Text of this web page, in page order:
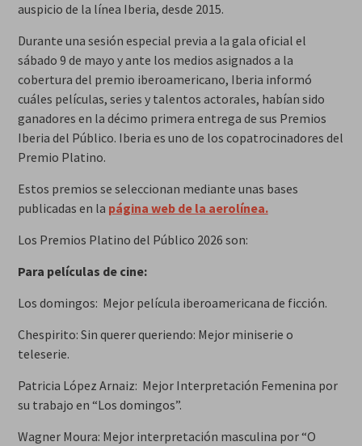
auspicio de la línea Iberia, desde 2015.
Durante una sesión especial previa a la gala oficial el
sábado 9 de mayo y ante los medios asignados a la
cobertura del premio iberoamericano, Iberia informó
cuáles películas, series y talentos actorales, habían sido
ganadores en la décimo primera entrega de sus Premios
Iberia del Público. Iberia es uno de los copatrocinadores del
Premio Platino.
Estos premios se seleccionan mediante unas bases
publicadas en la página web de la aerolínea.
Los Premios Platino del Público 2026 son:
Para películas de cine:
Los domingos: Mejor película iberoamericana de ficción.
Chespirito: Sin querer queriendo: Mejor miniserie o
teleserie.
Patricia López Arnaiz: Mejor Interpretación Femenina por
su trabajo en “Los domingos”.
Wagner Moura: Mejor interpretación masculina por “O